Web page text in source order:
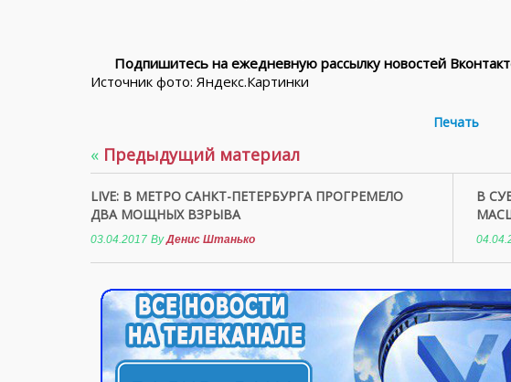
Подпишитесь на ежедневную рассылку новостей
Источник фото: Яндекс.Картинки
Печать
« Предыдущий материал
LIVE: В МЕТРО САНКТ-ПЕТЕРБУРГА ПРОГРЕМЕЛО
ДВА МОЩНЫХ ВЗРЫВА
03.04.2017 ByДенис Штанько
В